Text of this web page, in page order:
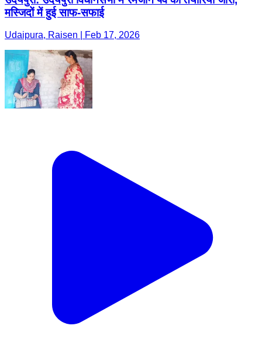
मस्जिदों में हुई साफ-सफाई
Udaipura, Raisen | Feb 17, 2026